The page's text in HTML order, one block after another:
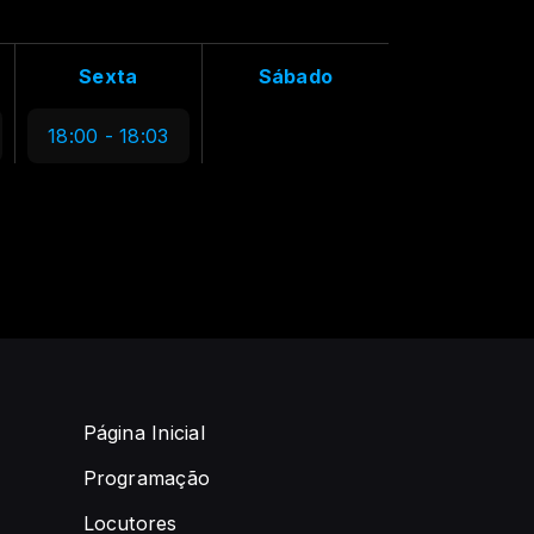
Sexta
18:00 - 18:03
Sábado
Página Inicial
Programação
Locutores